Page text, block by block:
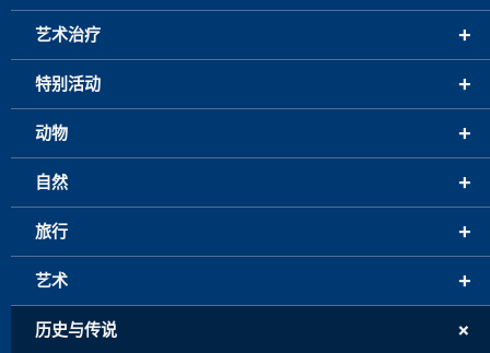
+
艺术治疗
+
特别活动
+
动物
+
自然
+
旅行
+
艺术
+
历史与传说